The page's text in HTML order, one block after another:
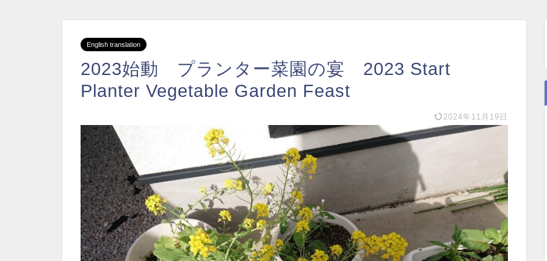
English translation
2023始動 プランター菜園の宴 2023 Start
Planter Vegetable Garden Feast
2024年11月19日